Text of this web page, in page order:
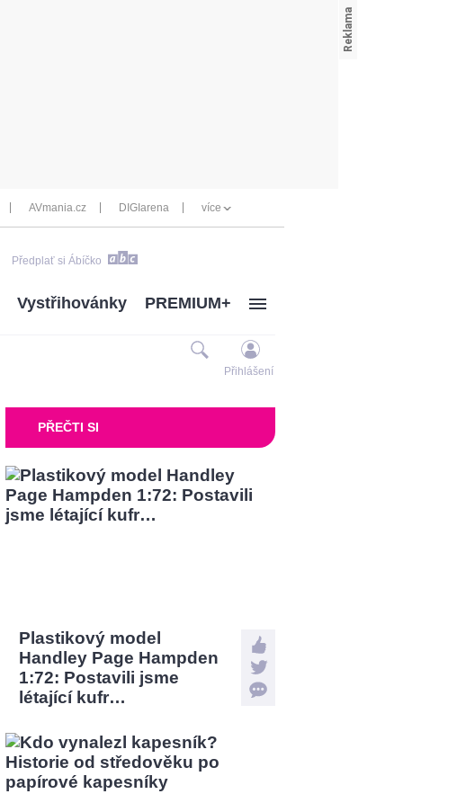
AVmania.cz DIGIarena více
Předplať si Ábíčko
Vystřihovánky PREMIUM+
Přihlášení
PŘEČTI SI
Plastikový model
Handley Page Hampden
1:72: Postavili jsme
létající kufr…